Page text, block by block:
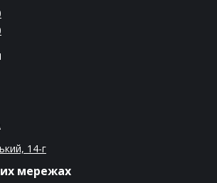
14-г
мережах